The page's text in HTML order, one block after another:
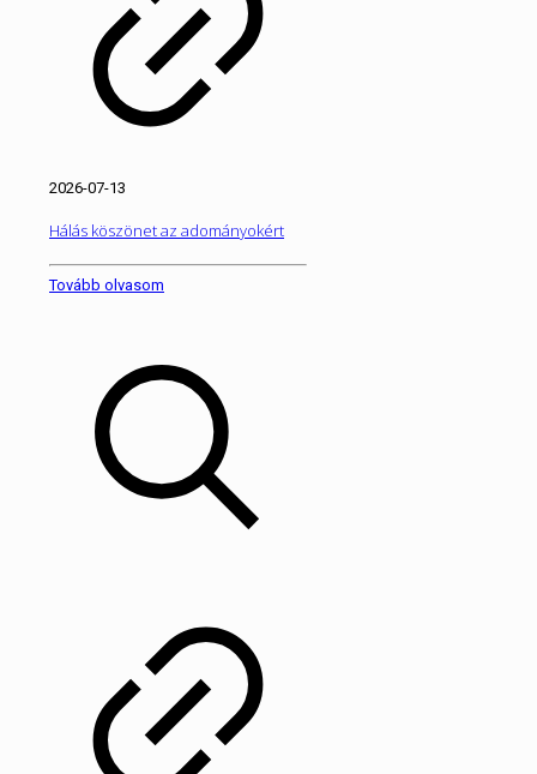
2026-07-13
Hálás köszönet az adományokért
Tovább olvasom